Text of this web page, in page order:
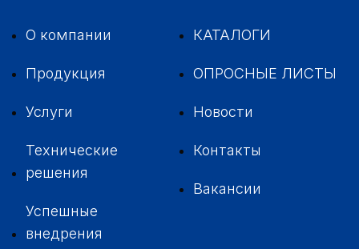
О компании
Продукция
Услуги
Технические
решения
Успешные
внедрения
КАТАЛОГИ
ОПРОСНЫЕ ЛИСТЫ
Новости
Контакты
Вакансии